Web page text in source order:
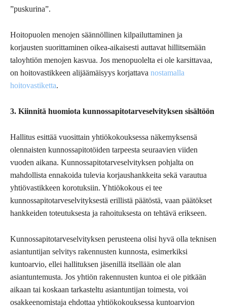
”puskurina”.
Hoitopuolen menojen säännöllinen kilpailuttaminen ja
korjausten suorittaminen oikea-aikaisesti auttavat hillitsemään
taloyhtiön menojen kasvua. Jos menopuolelta ei ole karsittavaa,
on hoitovastikkeen alijäämäisyys korjattava nostamalla
hoitovastiketta.
3. Kiinnitä huomiota kunnossapitotarveselvityksen sisältöön
Hallitus esittää vuosittain yhtiökokouksessa näkemyksensä
olennaisten kunnossapitotöiden tarpeesta seuraavien viiden
vuoden aikana. Kunnossapitotarveselvityksen pohjalta on
mahdollista ennakoida tulevia korjaushankkeita sekä varautua
yhtiövastikkeen korotuksiin. Yhtiökokous ei tee
kunnossapitotarveselvityksestä erillistä päätöstä, vaan päätökset
hankkeiden toteutuksesta ja rahoituksesta on tehtävä erikseen.
Kunnossapitotarveselvityksen perusteena olisi hyvä olla teknisen
asiantuntijan selvitys rakennusten kunnosta, esimerkiksi
kuntoarvio, ellei hallituksen jäsenillä itsellään ole alan
asiantuntemusta. Jos yhtiön rakennusten kuntoa ei ole pitkään
aikaan tai koskaan tarkasteltu asiantuntijan toimesta, voi
osakkeenomistaja ehdottaa yhtiökokouksessa kuntoarvion